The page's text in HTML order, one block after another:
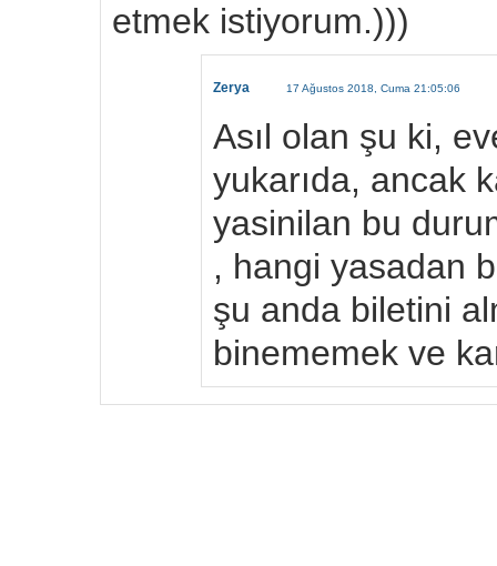
etmek istiyorum.)))
Zerya 17 Ağustos 2018, Cuma 21:05:06
Asıl olan şu ki,
yukarıda, ancak
yasinilan bu
, hangi yasadan
şu anda biletini
binememek ve